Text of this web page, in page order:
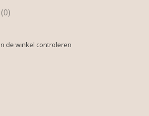
dit product is
(0)
de winkel controleren